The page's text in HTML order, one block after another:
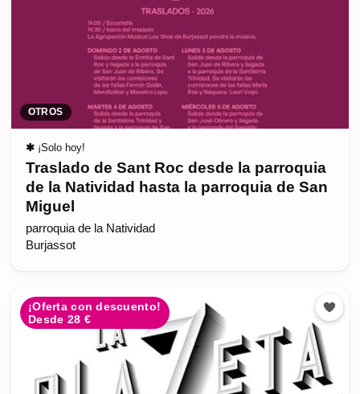
OTROS
✱ ¡Solo hoy!
Traslado de Sant Roc desde la parroquia
de la Natividad hasta la parroquia de San
Miguel
parroquia de la Natividad
Burjassot
¡Oferta con descuento!
Desde 28 €